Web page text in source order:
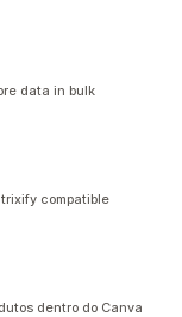
data in bulk
compatible
dentro do Canva